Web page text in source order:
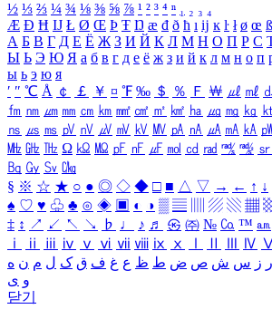
½ ⅓ ⅔ ¼ ¾ ⅛ ⅜ ⅝ ⅞ ¹ ² ³ ⁴ ⁿ ₁ ₂ ₃ ₄
Æ Ð Ħ Ĳ Ł Ø Œ Þ Ŧ Ŋ æ đ ð ħ ı ĳ ĸ ŀ ł ø œ ß
А Б В Г Д Е Ё Ж З И Й К Л М Н О П Р С
Ы Ь Э Ю Я а б в г д е ё ж з и й к л м н о п
ы ь э ю я
′ ″ ℃ Å ￠ ￡ ￥ ¤ ℉ ‰ ＄ ％ Ｆ ￦ ㎕ ㎖
㎙ ㎚ ㎛ ㎜ ㎝ ㎞ ㎟ ㎠ ㎡ ㎢ ㏊ ㎍ ㎎ ㎏
㎱ ㎲ ㎳ ㎴ ㎵ ㎶ ㎷ ㎸ ㎹ ㎀ ㎁ ㎂ ㎃ ㎄
㎒ ㎓ ㎔ Ω ㏀ ㏁ ㎊ ㎋ ㎌ ㏖ ㏅ ㎭ ㎮ ㎯ ㏛
㏃ ㏉ ㏜ ㏆
§ ※ ☆ ★ ○ ● ◎ ◇ ◆ □ ■ △ ▽ → ← ↑ ↓
♠ ♡ ♥ ♧ ♣ ⊙ ◈ ▣ ◐ ◑ ▒ ▤ ▨ ▧ ▦
‡ ↕ ↗ ↙ ↖ ↘ ♭ ♩ ♪ ♬ ㉿ ㈜ № ㏇ ™ ㏂
ⅰ
ⅱ ⅲ ⅳ ⅴ ⅵ ⅶ ⅷ ⅸ ⅹ Ⅳ Ⅴ
ر ز س ش ص ض ط ظ ع غ ف ق ک ل م ن ه
و ی
닫기